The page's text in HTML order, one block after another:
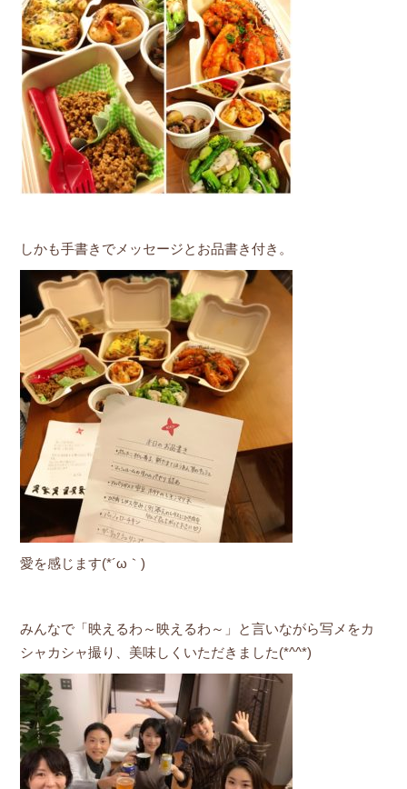
しかも手書きでメッセージとお品書き付き。
愛を感じます(*´ω｀)
みんなで「映えるわ～映えるわ～」と言いながら写メをカ
シャカシャ撮り、美味しくいただきました(*^^*)